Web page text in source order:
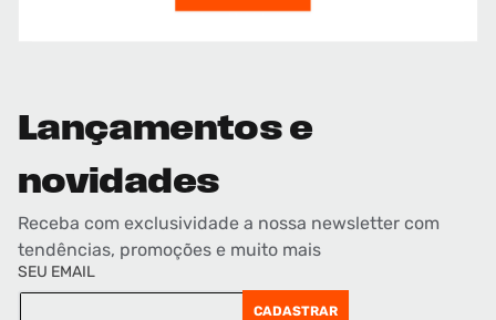
Lançamentos e
novidades
Receba com exclusividade a nossa newsletter com
tendências, promoções e muito mais
SEU EMAIL
CADASTRAR